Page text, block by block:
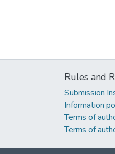
Rules and
Submission
Information
Terms of
Terms of